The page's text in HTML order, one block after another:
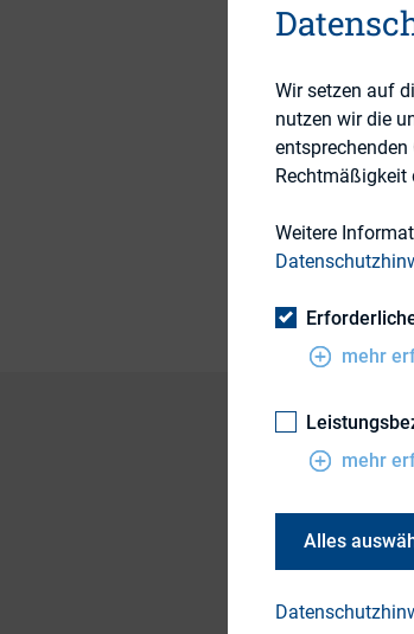
14. April
sowie
nicht
Wir setzen auf
nutzen wir die
Rechtmäßigkeit
Weitere
mehr
mehr
Alles